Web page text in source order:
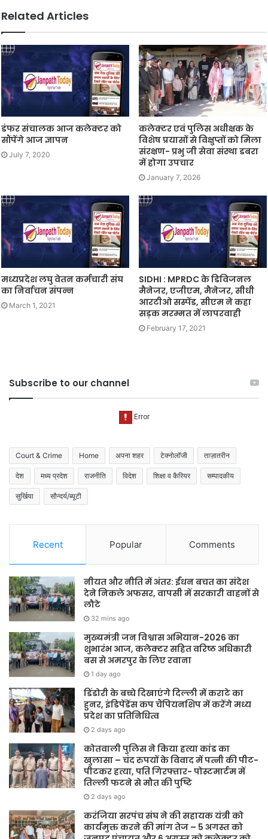
Related Articles
डंफर संचालक आज कलेक्टर को
सौंपेंगे आज ज्ञापन
July 7, 2020
कलेक्टर एवं पुलिस अधीक्षक के
विशेष प्रयासों से विक्षुप्तों को मिला
संरक्षण- प्रभु जी सेवा संस्था डबरा
में होगा उपचार
January 7, 2026
मध्यप्रदेश लघु वेतन कर्मचारी संघ
का निर्वाचन संपन्न
March 1, 2021
SIDHI : MPRDC के डिविजनल
मैनेजर, एजीएम, मैनेजर, सीधी
आरटीओ सस्पेंड, सीएम ने कहा
सड़क मरम्मत में लापरवाही
February 17, 2021
Subscribe to our channel
Court & Crime Home अपना शहर टेक्नोलॉजी ताज़ातरीन
देश मध्य प्रदेश राजनीति विदेश शिक्षा व कैरियर सम्पादकीय
सुर्खिया सौन्दर्य/ब्यूटी
Recent Popular Comments
नीयत और नीति में अंतर: ईंधन बचत का संदेश
देने निकले अफसर, वापसी में सरकारी वाहनों से
लौटे
32 mins ago
मुख्यमंत्री जन विश्वास अभियान-2026 का
शुभारंभ आज, कलेक्टर सहित वरिष्ठ अधिकारी
बस से अमरपुर के लिए रवाना
1 day ago
डिंडोरी के बच्चे दिखाएंगे दिल्ली में कराटे का
हुनर, इंडिपेंडेंस कप चैंपियनशिप में करेंगे मध्य
प्रदेश का प्रतिनिधित्व
2 days ago
कोतवाली पुलिस ने किया हत्या कांड का
खुलासा – चंद रुपयों के विवाद में पत्नी की पीट-
पीटकर हत्या, पति गिरफ्तार- पोस्टमार्टम में
तिल्ली फटने से मौत की पुष्टि
2 days ago
करंजिया सरपंच संघ ने की सहायक यंत्री को
कार्यमुक्त करने की मांग तेज – 5 अगस्त को